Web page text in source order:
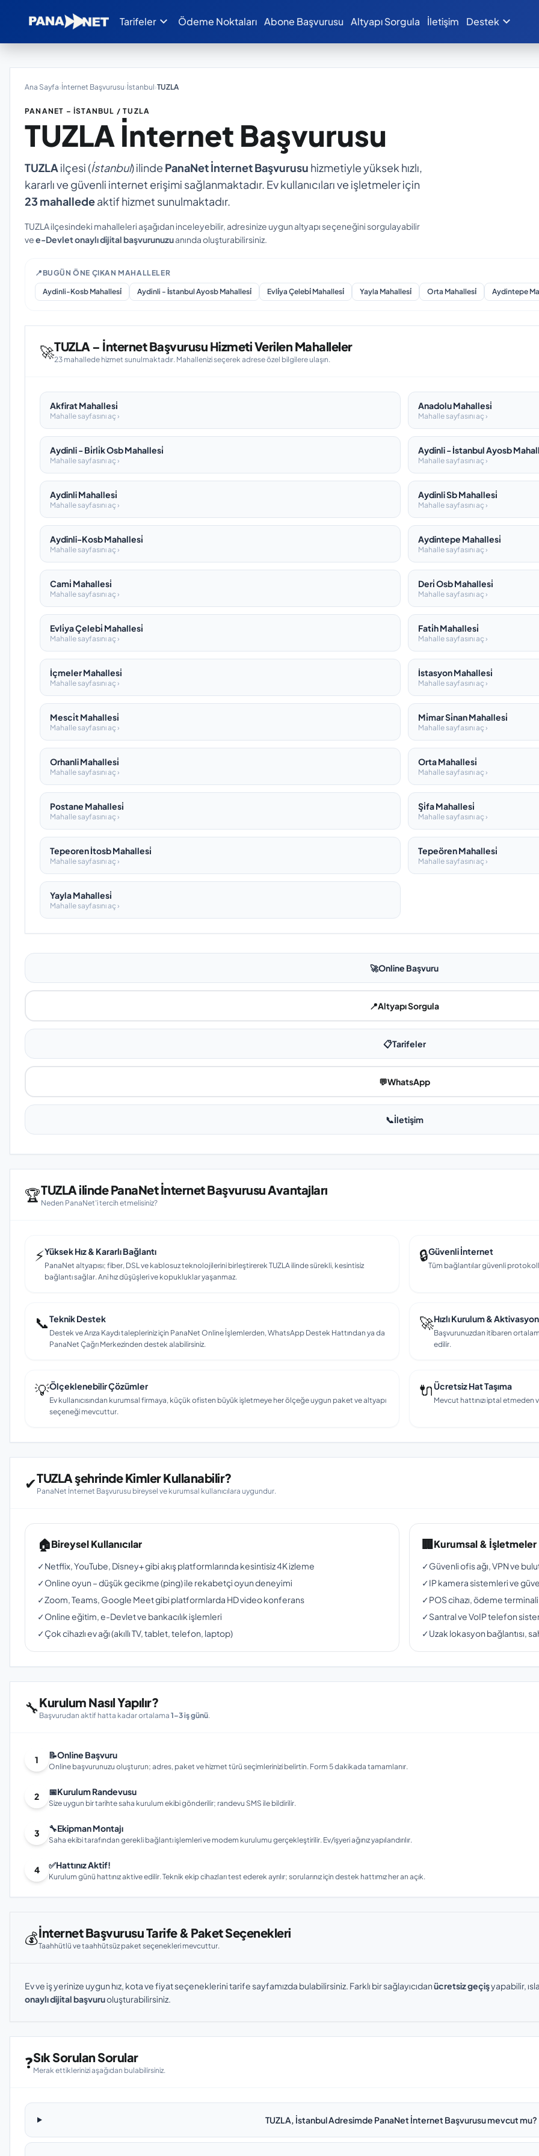
Tarifeler expand_more Ödeme Noktaları Abone Başvurusu Altyapı Sorgula İletişim Destek expand_more
Ana Sayfa›İnternet Başvurusu›İstanbul›TUZLA
PANANET – İSTANBUL / TUZLA
TUZLA İnternet Başvurusu
TUZLA ilçesi (İstanbul) ilinde PanaNet İnternet Başvurusu hizmetiyle yüksek hızlı,
kararlı ve güvenli internet erişimi sağlanmaktadır. Ev kullanıcıları ve işletmeler için
23 mahalledeaktif hizmet sunulmaktadır.
TUZLA ilçesindeki mahalleleri aşağıdan inceleyebilir, adresinize uygun altyapı seçeneğini sorgulayabilir
vee-Devlet onaylı dijital başvurunuzuanında oluşturabilirsiniz.
📍 BUGÜN ÖNE ÇIKAN MAHALLELER
Aydinli-Kosb Mahallesi̇ Aydinli - İstanbul Ayosb Mahallesi̇ Evli̇ya Çelebi̇ Mahallesi̇ Yayla Mahallesi̇ Orta Mahallesi̇ Aydintepe
🚀TUZLA – İnternet Başvurusu Hizmeti Verilen Mahalleler
23 mahallede hizmet sunulmaktadır. Mahallenizi seçerek adrese özel bilgilere ulaşın.
Akfirat Mahallesi̇
Mahalle sayfasını aç ›
Anadolu Mahallesi̇
Mahalle sayfasını aç ›
Aydinli - Bi̇rli̇k Osb Mahallesi̇
Mahalle sayfasını aç ›
Aydinli - İstanbul Ayosb
Mahalle sayfasını aç ›
Aydinli Mahallesi̇
Mahalle sayfasını aç ›
Aydinli Sb Mahallesi̇
Mahalle sayfasını aç ›
Aydinli-Kosb Mahallesi̇
Mahalle sayfasını aç ›
Aydintepe Mahallesi̇
Mahalle sayfasını aç ›
Cami̇ Mahallesi̇
Mahalle sayfasını aç ›
Deri̇ Osb Mahallesi̇
Mahalle sayfasını aç ›
Evli̇ya Çelebi̇ Mahallesi̇
Mahalle sayfasını aç ›
Fati̇h Mahallesi̇
Mahalle sayfasını aç ›
İçmeler Mahallesi̇
Mahalle sayfasını aç ›
İstasyon Mahallesi̇
Mahalle sayfasını aç ›
Mesci̇t Mahallesi̇
Mahalle sayfasını aç ›
Mi̇mar Si̇nan Mahallesi̇
Mahalle sayfasını aç ›
Orhanli Mahallesi̇
Mahalle sayfasını aç ›
Orta Mahallesi̇
Mahalle sayfasını aç ›
Postane Mahallesi̇
Mahalle sayfasını aç ›
Şi̇fa Mahallesi̇
Mahalle sayfasını aç ›
Tepeoren İtosb Mahallesi̇
Mahalle sayfasını aç ›
Tepeören Mahallesi̇
Mahalle sayfasını aç ›
Yayla Mahallesi̇
Mahalle sayfasını aç ›
🚀Online Başvuru
📍Altyapı Sorgula
📋Tarifeler
💬WhatsApp
📞İletişim
🏆TUZLA ilinde PanaNet İnternet Başvurusu Avantajları
Neden PanaNet'i tercih etmelisiniz?
⚡Yüksek Hız & Kararlı Bağlantı
PanaNet altyapısı; fiber, DSL ve kablosuz teknolojilerini birleştirerek TUZLA ilinde sürekli, kesintisiz
bağlantı sağlar. Ani hız düşüşleri ve kopukluklar yaşanmaz.
🔒Güvenli İnternet
Tüm bağlantılar güvenli
📞Teknik Destek
Destek ve Arıza Kaydı talepleriniz için PanaNet Online İşlemlerden, WhatsApp Destek Hattından ya da
PanaNet Çağrı Merkezinden destek alabilirsiniz.
🚀Hızlı Kurulum & Aktivasyon
Başvurunuzdan itibaren
edilir.
💡Ölçeklenebilir Çözümler
Ev kullanıcısından kurumsal firmaya, küçük ofisten büyük işletmeye her ölçeğe uygun paket ve altyapı
seçeneği mevcuttur.
🔌Ücretsiz Hat Taşıma
Mevcut hattınızı iptal
✔TUZLA şehrinde Kimler Kullanabilir?
PanaNet İnternet Başvurusu bireysel ve kurumsal kullanıcılara uygundur.
🏠Bireysel Kullanıcılar
✓Netflix, YouTube, Disney+ gibi akış platformlarında kesintisiz 4K izleme
✓Online oyun – düşük gecikme (ping) ile rekabetçi oyun deneyimi
✓Zoom, Teams, Google Meet gibi platformlarda HD video konferans
✓Online eğitim, e-Devlet ve bankacılık işlemleri
✓Çok cihazlı ev ağı (akıllı TV, tablet, telefon, laptop)
🏢Kurumsal & İşletmeler
✓Güvenli ofis ağı, VPN ve
✓IP kamera sistemleri ve
✓POS cihazı, ödeme
✓Santral ve VoIP telefon
✓Uzak lokasyon bağlantısı,
🔧Kurulum Nasıl Yapılır?
Başvurudan aktif hatta kadar ortalama 1–3 iş günü.
1 📝Online Başvuru
Online başvurunuzu oluşturun; adres, paket ve hizmet türü seçimlerinizi belirtin. Form 5 dakikada tamamlanır.
2 📅Kurulum Randevusu
Size uygun bir tarihte saha kurulum ekibi gönderilir; randevu SMS ile bildirilir.
3 🔧Ekipman Montajı
Saha ekibi tarafından gerekli bağlantı işlemleri ve modem kurulumu gerçekleştirilir. Ev/işyeri ağınız yapılandırılır.
4 ✅Hattınız Aktif!
Kurulum günü hattınız aktive edilir. Teknik ekip cihazları test ederek ayrılır; sorularınız için destek hattımız her an açık.
💰İnternet Başvurusu Tarife & Paket Seçenekleri
Taahhütlü ve taahhütsüz paket seçenekleri mevcuttur.
Ev ve iş yerinize uygun hız, kota ve fiyat seçeneklerini tarife sayfamızda bulabilirsiniz. Farklı bir sağlayıcıdanücretsiz geçişyapabilir,
onaylı dijital başvuruoluşturabilirsiniz.
❓Sık Sorulan Sorular
Merak ettiklerinizi aşağıdan bulabilirsiniz.
TUZLA, İstanbul Adresimde PanaNet İnternet Başvurusu mevcut mu?